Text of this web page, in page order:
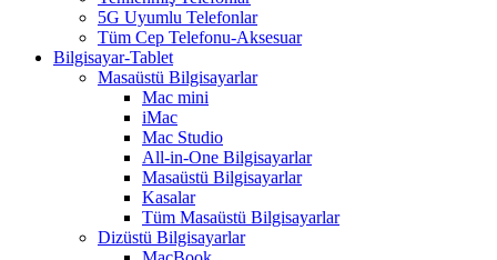
5G Uyumlu Telefonlar
Tüm Cep Telefonu-Aksesuar
Bilgisayar-Tablet
Masaüstü Bilgisayarlar
Mac mini
iMac
Mac Studio
All-in-One Bilgisayarlar
Masaüstü Bilgisayarlar
Kasalar
Tüm Masaüstü Bilgisayarlar
Dizüstü Bilgisayarlar